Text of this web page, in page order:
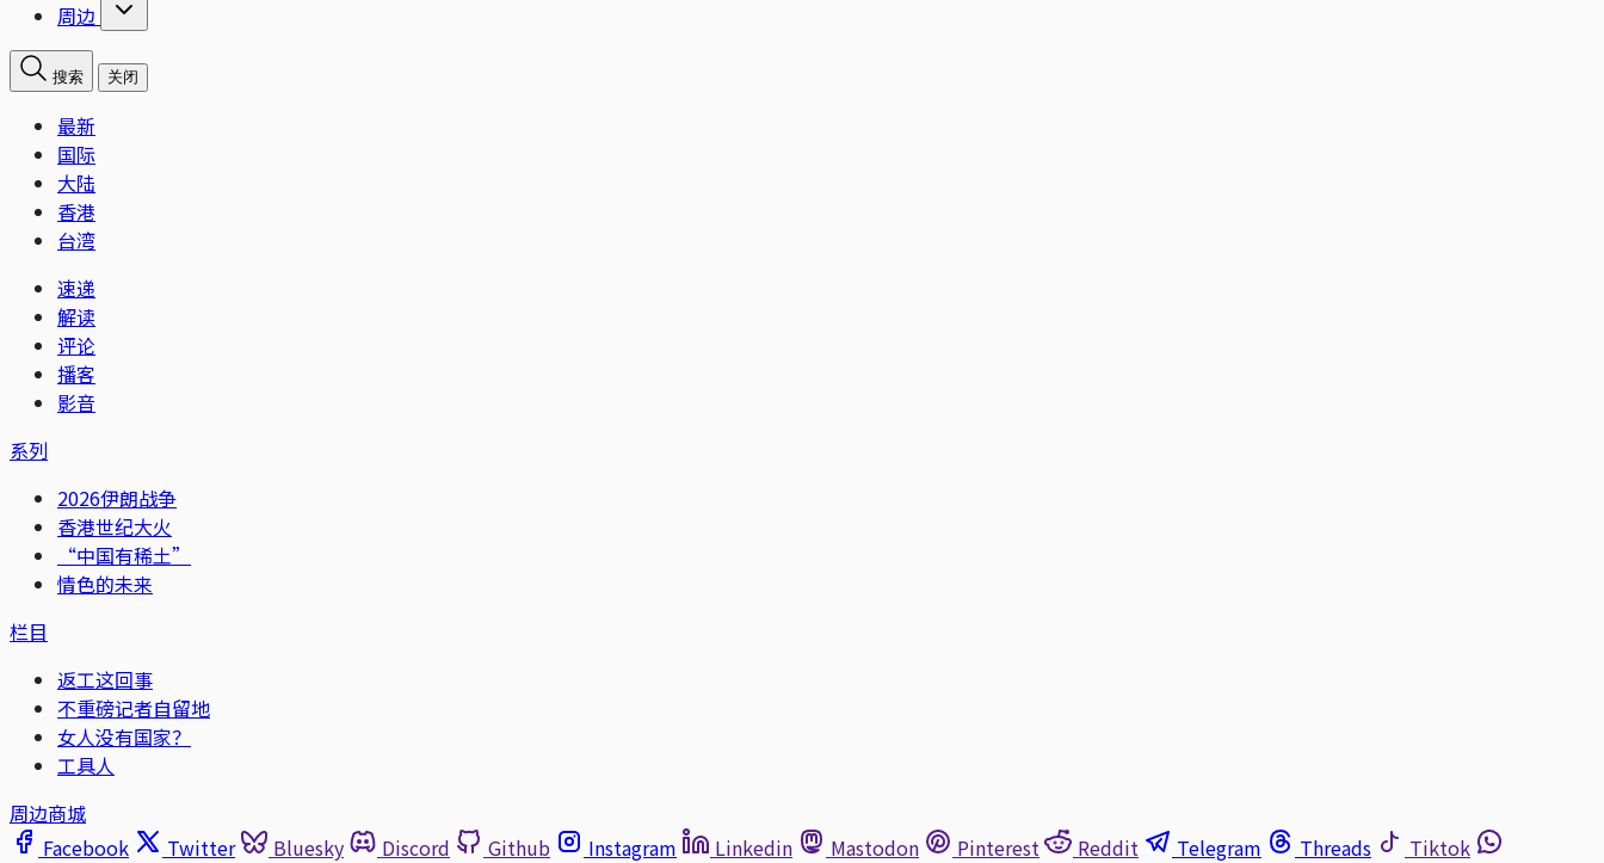
周边
搜索 关闭
最新
国际
大陆
香港
台湾
速递
解读
评论
播客
影音
系列
2026伊朗战争
香港世纪大火
“中国有稀土”
情色的未来
栏目
返工这回事
不重磅记者自留地
女人没有国家？
工具人
周边商城
Facebook
Twitter Bluesky Discord Github Instagram Linkedin Mastodon Pinterest Reddit Telegram Threads
Tiktok